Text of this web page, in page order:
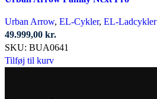
Urban Arrow, EL-Cykler, EL-Ladcykler
49.999,00 kr.
SKU: BUA0641
Tilføj til kurv